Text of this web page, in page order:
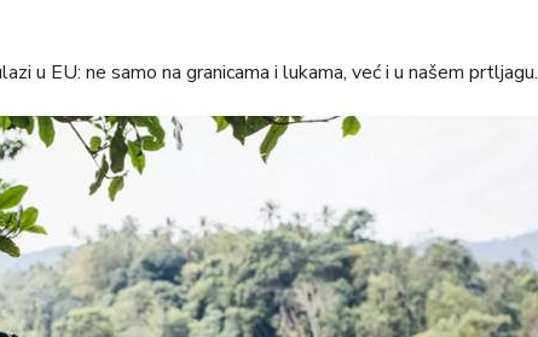
u EU: ne samo na granicama i lukama, već i u našem prtljagu.